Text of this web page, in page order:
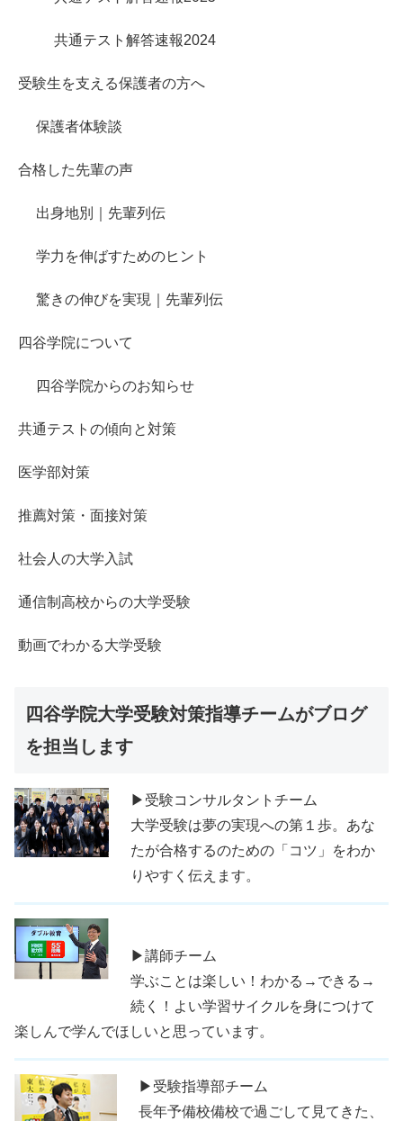
共通テスト解答速報2024
受験生を支える保護者の方へ
保護者体験談
合格した先輩の声
出身地別｜先輩列伝
学力を伸ばすためのヒント
驚きの伸びを実現｜先輩列伝
四谷学院について
四谷学院からのお知らせ
共通テストの傾向と対策
医学部対策
推薦対策・面接対策
社会人の大学入試
通信制高校からの大学受験
動画でわかる大学受験
四谷学院大学受験対策指導チームがブログ
を担当します
▶受験コンサルタントチーム
大学受験は夢の実現への第１歩。あな
たが合格するのための「コツ」をわか
りやすく伝えます。
▶講師チーム
学ぶことは楽しい！わかる→できる→
続く！よい学習サイクルを身につけて
楽しんで学んでほしいと思っています。
▶受験指導部チーム
長年予備校備校で過ごして見てきた、